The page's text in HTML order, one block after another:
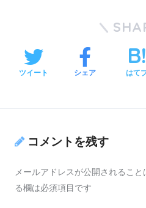
ツイート シェア はて
コメントを残す
メールアドレスが公開されること
る欄は必須項目です